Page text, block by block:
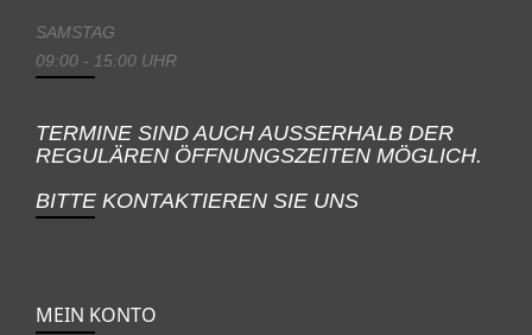
SAMSTAG
09:00 - 15:00 UHR
TERMINE SIND AUCH AUSSERHALB DER
REGULÄREN ÖFFNUNGSZEITEN MÖGLICH.
BITTE KONTAKTIEREN SIE UNS
MEIN KONTO